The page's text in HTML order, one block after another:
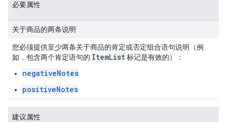
必要属性
关于商品的两条说明
您必须提供至少两条关于商品的肯定或否定组合语句说明（例
如，包含两个肯定语句的 ItemList标记是有效的）：
negativeNotes
positiveNotes
建议属性